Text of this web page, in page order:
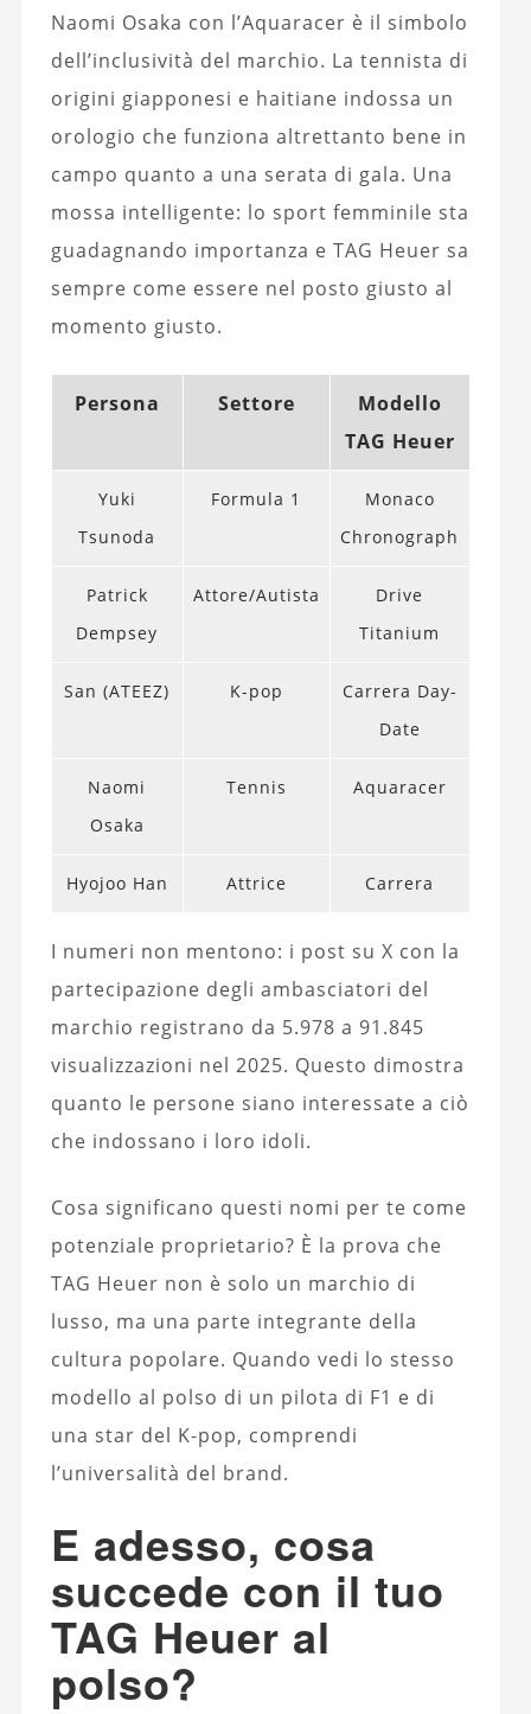
Naomi Osaka con l’Aquaracer è il simbolo
dell’inclusività del marchio. La tennista di
origini giapponesi e haitiane indossa un
orologio che funziona altrettanto bene in
campo quanto a una serata di gala. Una
mossa intelligente: lo sport femminile sta
guadagnando importanza e TAG Heuer sa
sempre come essere nel posto giusto al
momento giusto.
Persona Settore
Modello
TAG Heuer
Yuki
Tsunoda
Formula 1
Monaco
Chronograph
Patrick
Dempsey
Attore/Autista
Drive
Titanium
San (ATEEZ) K-pop
Carrera Day-
Date
Naomi
Osaka
Tennis Aquaracer
Hyojoo Han Attrice Carrera
I numeri non mentono: i post su X con la
partecipazione degli ambasciatori del
marchio registrano da 5.978 a 91.845
visualizzazioni nel 2025. Questo dimostra
quanto le persone siano interessate a ciò
che indossano i loro idoli.
Cosa significano questi nomi per te come
potenziale proprietario? È la prova che
TAG Heuer non è solo un marchio di
lusso, ma una parte integrante della
cultura popolare. Quando vedi lo stesso
modello al polso di un pilota di F1 e di
una star del K-pop, comprendi
l’universalità del brand.
E adesso, cosa
succede con il tuo
TAG Heuer al
polso?